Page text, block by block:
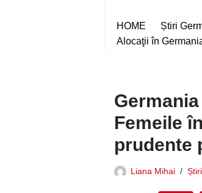
HOME Știri
Alocaţii în
Femeile
prudente
Liana Mihai